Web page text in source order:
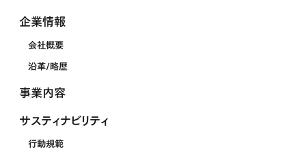
企業情報
会社概要
沿革/略歴
事業内容
サスティナビリティ
行動規範